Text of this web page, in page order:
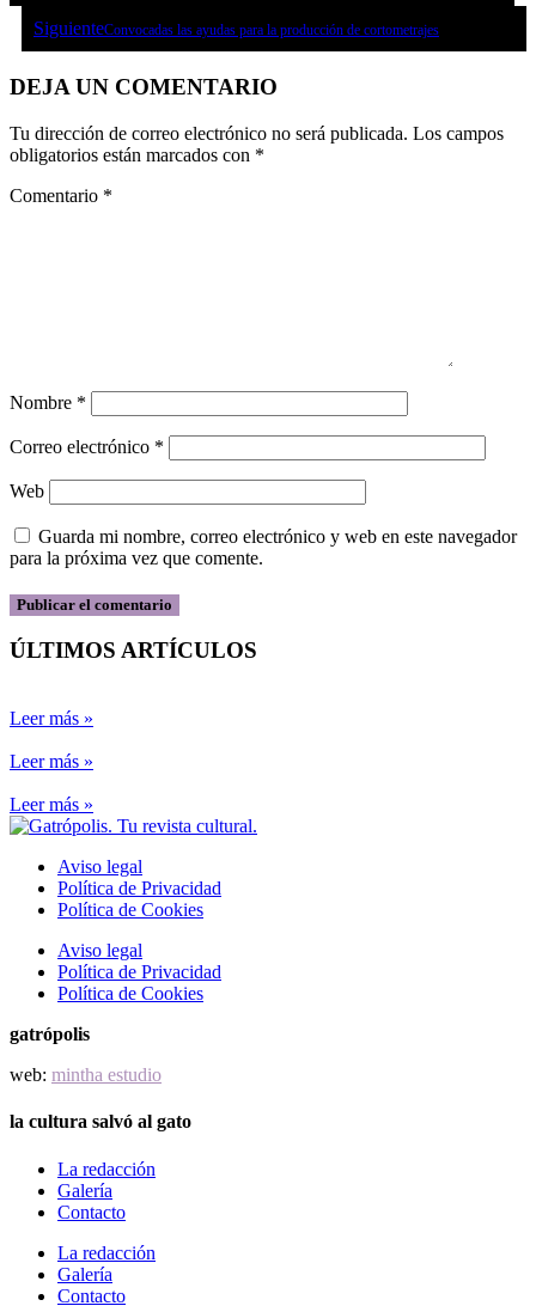
SiguienteConvocadas las ayudas para la producción de cortometrajes
DEJA UN COMENTARIO
Tu dirección de correo electrónico no será publicada. Los campos
obligatorios están marcados con *
Comentario *
Nombre *
Correo electrónico *
Web
Guarda mi nombre, correo electrónico y web en este navegador
para la próxima vez que comente.
ÚLTIMOS ARTÍCULOS
Leer más »
Leer más »
Leer más »
Aviso legal
Política de Privacidad
Política de Cookies
Aviso legal
Política de Privacidad
Política de Cookies
gatrópolis
web: mintha estudio
la cultura salvó al gato
La redacción
Galería
Contacto
La redacción
Galería
Contacto